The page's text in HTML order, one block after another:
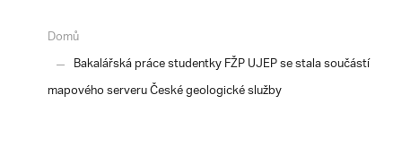
Domů
Bakalářská práce studentky FŽP UJEP se stala součástí
mapového serveru České geologické služby